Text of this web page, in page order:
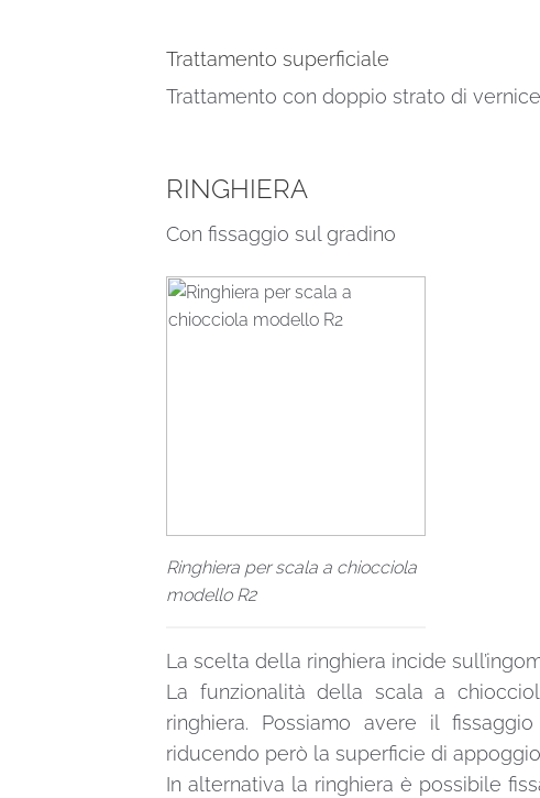
Trattamento superficiale
Trattamento con doppio strato di
RINGHIERA
Con fissaggio sul gradino
Ringhiera per scala a chiocciola
modello R2
La scelta della ringhiera incide
La funzionalità della scala a
ringhiera. Possiamo avere il
riducendo però la superficie di
In alternativa la ringhiera è possibile